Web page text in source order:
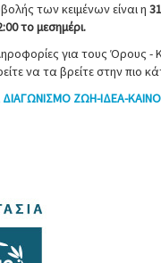
των κειμένων είναι η
το μεσημέρι.
για τους Όρους -
να τα βρείτε στην πιο
ΖΩΗ-ΙΔΕΑ-